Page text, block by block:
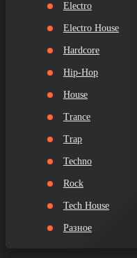
Electro
Electro House
Hardcore
Hip-Hop
House
Trance
Trap
Techno
Rock
Tech House
Разное